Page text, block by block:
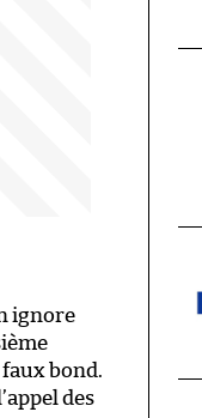
ignore
bond.
des